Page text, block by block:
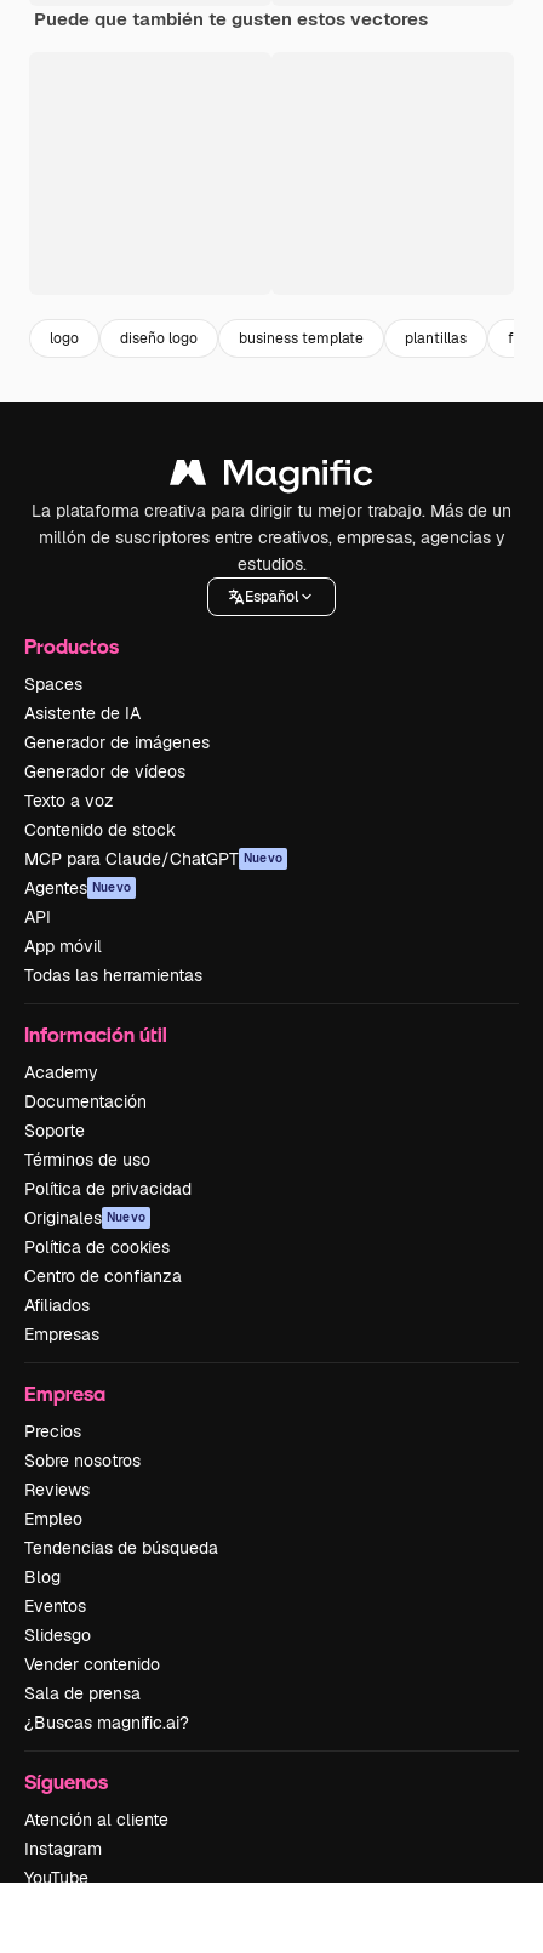
Puede que también te gusten estos vectores
logo diseño logo business template plantillas flat
La plataforma creativa para dirigir tu mejor trabajo. Más de un
millón de suscriptores entre creativos, empresas, agencias y
estudios.
Español
Productos
Spaces
Asistente de IA
Generador de imágenes
Generador de vídeos
Texto a voz
Contenido de stock
MCP para Claude/ChatGPT Nuevo
Agentes Nuevo
API
App móvil
Todas las herramientas
Información útil
Academy
Documentación
Soporte
Términos de uso
Política de privacidad
Originales Nuevo
Política de cookies
Centro de confianza
Afiliados
Empresas
Empresa
Precios
Sobre nosotros
Reviews
Empleo
Tendencias de búsqueda
Blog
Eventos
Slidesgo
Vender contenido
Sala de prensa
¿Buscas magnific.ai?
Síguenos
Atención al cliente
Instagram
YouTube